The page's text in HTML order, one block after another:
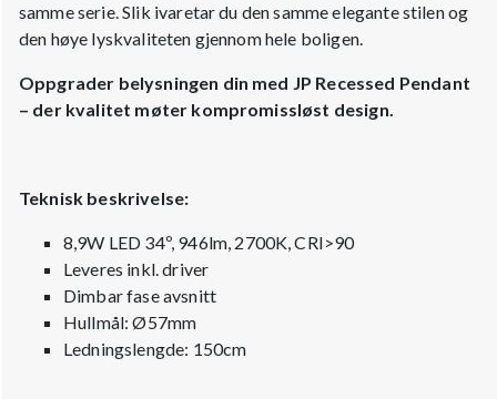
samme serie. Slik ivaretar du den samme elegante stilen og
den høye lyskvaliteten gjennom hele boligen.
Oppgrader belysningen din med JP Recessed Pendant
– der kvalitet møter kompromissløst design.
Teknisk beskrivelse:
8,9W LED 34º, 946lm, 2700K, CRI>90
Leveres inkl. driver
Dimbar fase avsnitt
Hullmål: Ø57mm
Ledningslengde: 150cm